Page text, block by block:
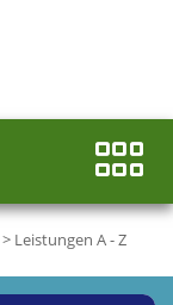
> Leistungen A - Z